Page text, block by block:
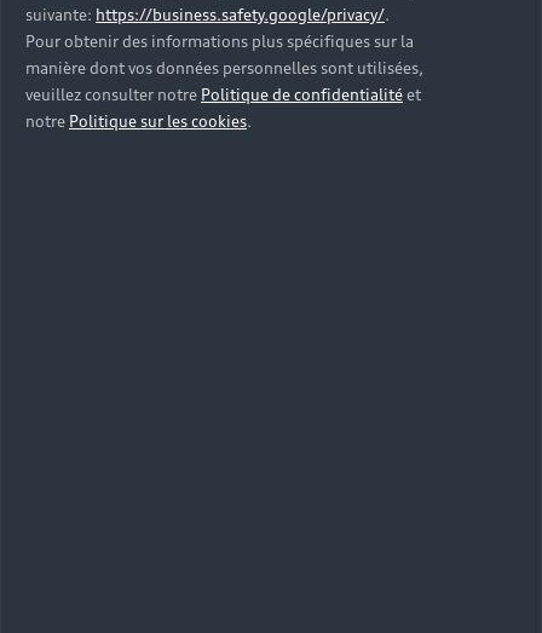
suivante: https://business.safety.google/privacy/.
Pour obtenir des informations plus spécifiques sur la
manière dont vos données personnelles sont utilisées,
veuillez consulter notre Politique de confidentialitéet
notre Politique sur les cookies.